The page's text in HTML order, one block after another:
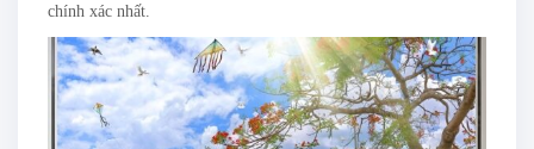
chính xác nhất.